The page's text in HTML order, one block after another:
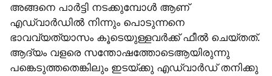
അങ്ങനെ പാർട്ടി നടക്കുമ്പോൾ ആണ്‌
എഡ്‌വാർഡിൽ നിന്നും പൊടുന്നനെ
ഭാവവ്യത്യാസം കൂടെയുള്ളവർക്ക് ഫീൽ ചെയ്തത്.
ആദ്യം വളരെ സന്തോഷത്തോടെആയിരുന്നു
പങ്കെടുത്തതെങ്കിലും ഇടയ്ക്കു എഡ്വാർഡ് തനിക്കു